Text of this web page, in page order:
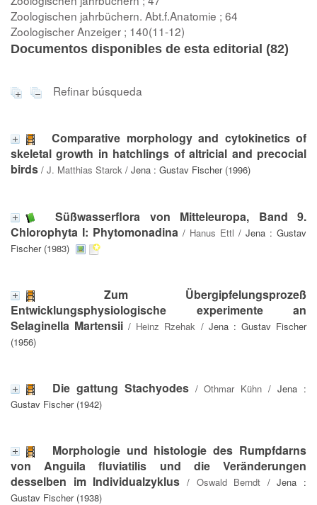
Zoologischen jahrbüchern. Abt.f.Anatomie ; 64
Zoologischer Anzeiger ; 140(11-12)
Documentos disponibles de esta editorial (82)
Refinar búsqueda
Comparative morphology and cytokinetics of
skeletal growth in hatchlings of altricial and precocial
birds / J. Matthias Starck / Jena : Gustav Fischer (1996)
Süßwasserflora von Mitteleuropa, Band 9.
Chlorophyta I: Phytomonadina / Hanus Ettl / Jena : Gustav
Fischer (1983)
Zum Übergipfelungsprozeß
Entwicklungsphysiologische experimente an
Selaginella Martensii / Heinz Rzehak / Jena : Gustav Fischer
(1956)
Die gattung Stachyodes/Othmar Kühn / Jena :
Gustav Fischer (1942)
Morphologie und histologie des Rumpfdarns
von Anguila fluviatilis und die Veränderungen
desselben im Individualzyklus / Oswald Berndt / Jena :
Gustav Fischer (1938)